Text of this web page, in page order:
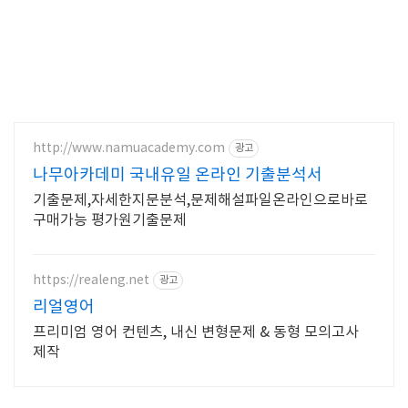
http://www.namuacademy.com 광고
나무아카데미 국내유일 온라인 기출분석서
기출문제,자세한지문분석,문제해설파일온라인으로바로
구매가능 평가원기출문제
https://realeng.net 광고
리얼영어
프리미엄 영어 컨텐츠, 내신 변형문제 & 동형 모의고사
제작